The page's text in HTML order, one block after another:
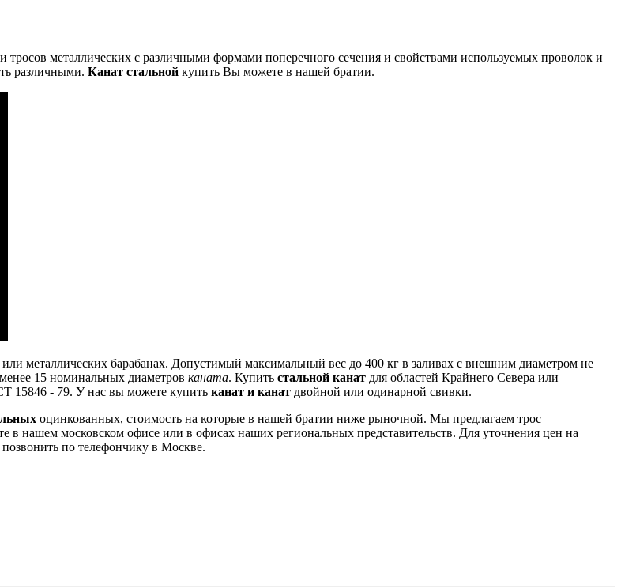
и тросов металлических с различными формами поперечного сечения и свойствами используемых проволок и
различными. Канат стальной купить Вы можете в нашей братии.
металлических барабанах. Допустимый максимальный вес до 400 кг в заливах с внешним диаметром не
15 номинальных диаметров каната. Купить стальной канат для областей Крайнего Севера или
15846 - 79. У нас вы можете купить канат и канат двойной или одинарной свивки.
оцинкованных, стоимость на которые в нашей братии ниже рыночной. Мы предлагаем трос
в нашем московском офисе или в офисах наших региональных представительств. Для уточнения цен на
по телефончику в Москве.